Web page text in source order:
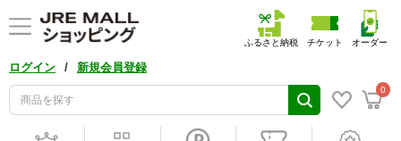
ログイン / 新規会員登録
0
ふるさと納税 チケット オーダー